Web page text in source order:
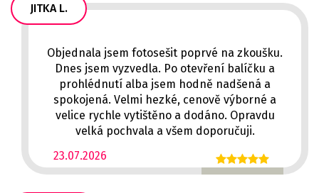
JITKA L.
23.07.2026
Objednala jsem fotosešit poprvé na zkoušku.
Dnes jsem vyzvedla. Po otevření balíčku a
prohlédnutí alba jsem hodně nadšená a
spokojená. Velmi hezké, cenově výborné a
velice rychle vytištěno a dodáno. Opravdu
velká pochvala a všem doporučuji.